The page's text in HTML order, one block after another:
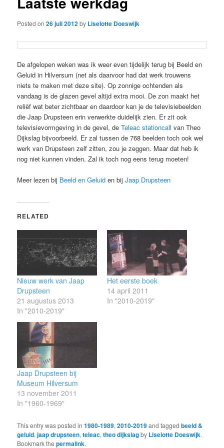
Posted on26 juli 2012by Liselotte Doeswijk
De afgelopen weken was ik weer even tijdelijk terug bij Beeld en
Geluid in Hilversum (net als daarvoor had dat werk trouwens
niets te maken met deze site). Op zonnige ochtenden als
vandaag is de glazen gevel altijd extra mooi. De zon maakt het
reliëf wat beter zichtbaar en daardoor kan je de televisiebeelden
die Jaap Drupsteen erin verwerkte duidelijk zien. Er zit ook
televisievormgeving in de gevel, deTeleac stationcall van Theo
Dijkslag bijvoorbeeld. Er zal tussen de 768 beelden toch ook wel
werk van Drupsteen zelf zitten, zou je zeggen. Maar dat heb ik
nog niet kunnen vinden. Zal ik toch nog eens terug moeten!
Meer lezen bij Beeld en Geluid en bijJaap Drupsteen
RELATED
Nieuw werk van Jaap
Drupsteen
21 augustus 2013
In "2010-2019"
Het eerste boek
14 april 2011
In "2010-2019"
Jaap Drupsteen bij
Museum Hilversum
13 november 2011
In "1960-1969"
This entry was posted in1980-1989,2010-2019and taggedbeeld &
geluid,jaap drupsteen,teleac,theo dijkslagby Liselotte Doeswijk.
Bookmark thepermalink.